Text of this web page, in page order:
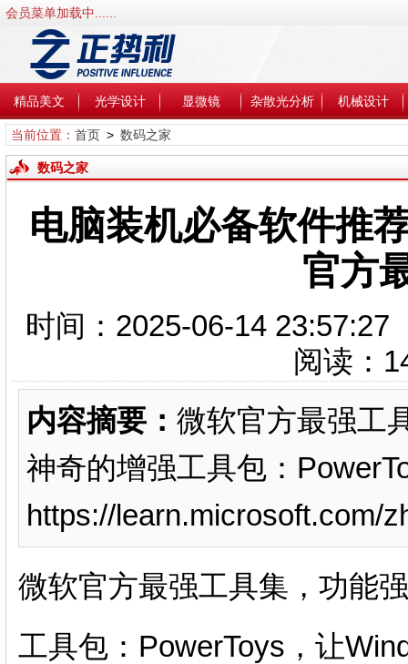
会员菜单加载中......
精品美文 光学设计 显微镜 杂散光分析 机械设计
当前位置： 首页> 数码之家
数码之家
电脑装机必备软件
官方
时间：2025-06-14
阅读：
内容摘要： 微软官方最强工
神奇的增强工具包：
https://learn.microsoft.com/
微软官方最强工具集，功能
工具包：PowerToys，让